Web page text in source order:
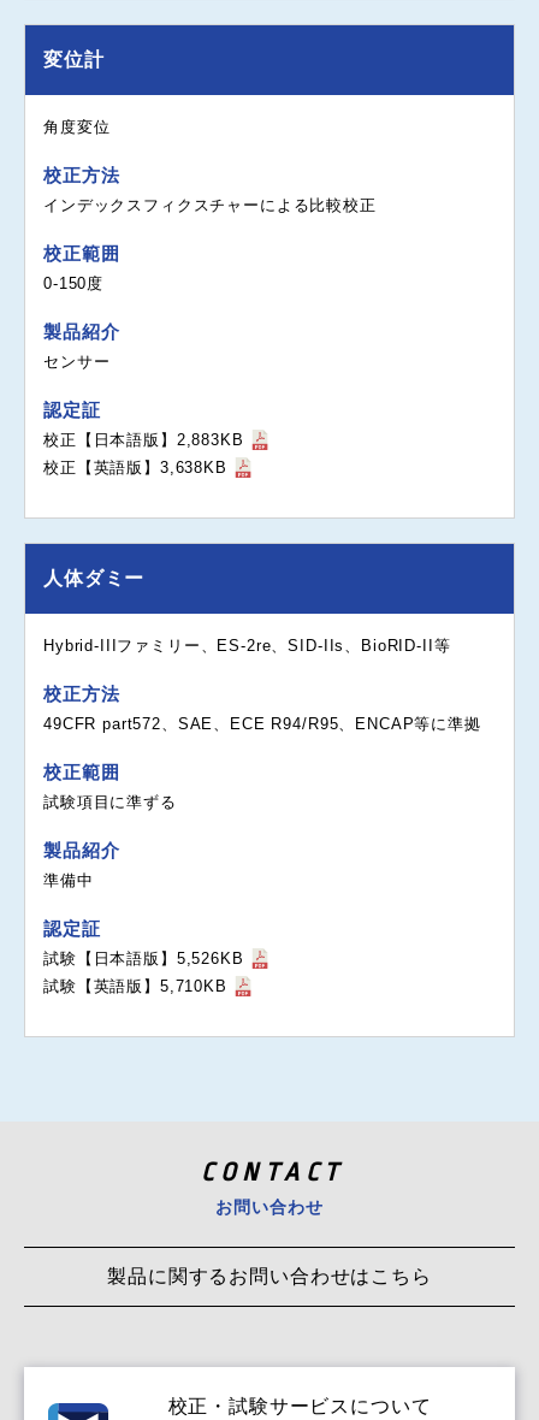
変位計
角度変位
校正方法
インデックスフィクスチャーによる比較校正
校正範囲
0-150度
製品紹介
センサー
認定証
校正【日本語版】2,883KB
校正【英語版】3,638KB
人体ダミー
Hybrid-IIIファミリー、ES-2re、SID-IIs、BioRID-II等
校正方法
49CFR part572、SAE、ECE R94/R95、ENCAP等に準拠
校正範囲
試験項目に準ずる
製品紹介
準備中
認定証
試験【日本語版】5,526KB
試験【英語版】5,710KB
CONTACT
お問い合わせ
製品に関するお問い合わせはこちら
校正・試験サービス について